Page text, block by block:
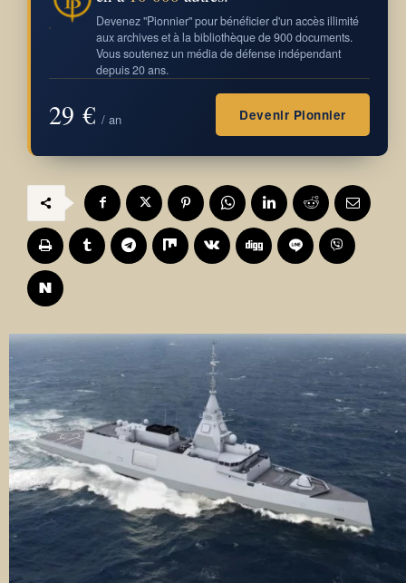
Devenez "Pionnier" pour bénéficier d'un accès illimité
aux archives et à la bibliothèque de 900 documents.
Vous soutenez un média de défense indépendant
depuis 20 ans.
29 € / an Devenir Pionnier